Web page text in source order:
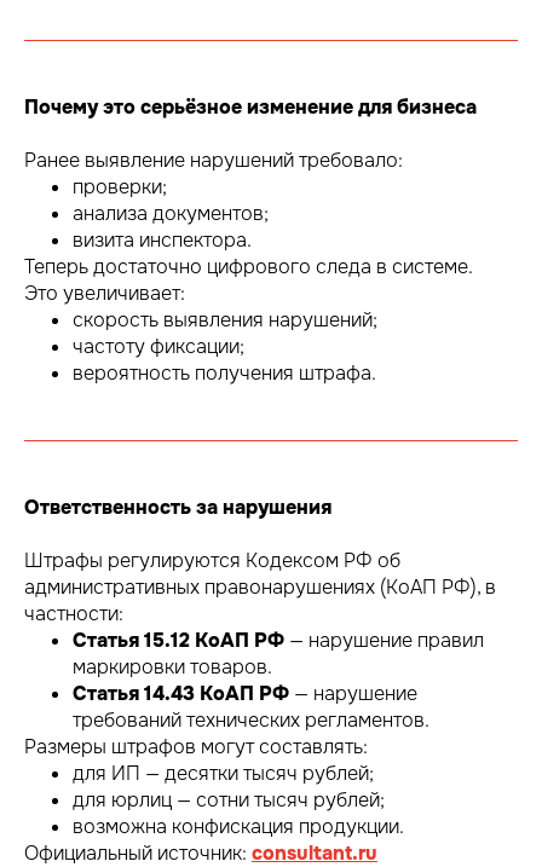
Почему это серьёзное изменение для бизнеса
Ранее выявление нарушений требовало:
проверки;
анализа документов;
визита инспектора.
Теперь достаточно цифрового следа в системе.
Это увеличивает:
скорость выявления нарушений;
частоту фиксации;
вероятность получения штрафа.
Ответственность за нарушения
Штрафы регулируются Кодексом РФ об
административных правонарушениях (КоАП РФ), в
частности:
Статья 15.12 КоАП РФ — нарушение правил
маркировки товаров.
Статья 14.43 КоАП РФ — нарушение
требований технических регламентов.
Размеры штрафов могут составлять:
для ИП — десятки тысяч рублей;
для юрлиц — сотни тысяч рублей;
возможна конфискация продукции.
Официальный источник: consultant.ru